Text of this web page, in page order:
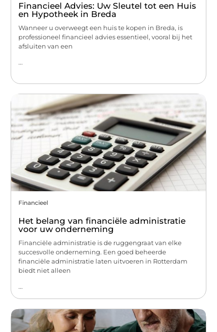
Financieel Advies: Uw Sleutel tot een Huis
en Hypotheek in Breda
Wanneer u overweegt een huis te kopen in Breda, is
professioneel financieel advies essentieel, vooral bij het
afsluiten van een
...
Financieel
Het belang van financiële administratie
voor uw onderneming
Financiële administratie is de ruggengraat van elke
succesvolle onderneming. Een goed beheerde
financiële administratie laten uitvoeren in Rotterdam
biedt niet alleen
...